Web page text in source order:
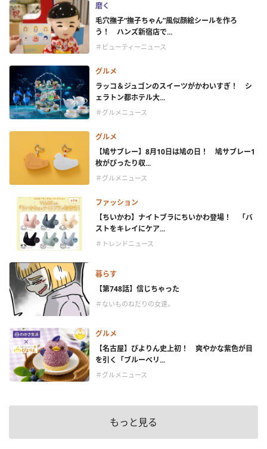
磨く
毛穴撫子“撫子ちゃん”風似顔絵シールを作ろ
う！ ハンズ新宿店で...
＃ビューティーニュース
グルメ
ラッコ＆ジュゴンのスイーツがかわいすぎ！ シ
ェラトン都ホテル大...
＃グルメニュース
グルメ
【鳩サブレー】8月10日は鳩の日！ 鳩サブレー1
枚がぴったり収...
＃グルメニュース
ファッション
【ちいかわ】ナイトブラにちいかわ登場！ 「バ
ストをキレイにケア...
＃トレンドニュース
暮らす
【第748話】信じちゃった
＃ないものねだりの女達。
グルメ
【名古屋】ぴよりん史上初！ 爽やかな紫色が目
を引く「ブルーベリ...
＃グルメニュース
もっと見る